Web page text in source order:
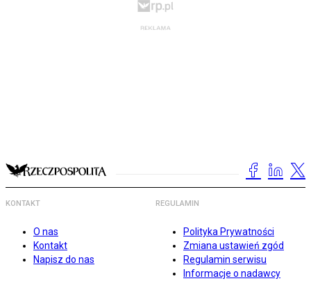
KONTAKT
O nas
Kontakt
Napisz do nas
REGULAMIN
Polityka Prywatności
Zmiana ustawień zgód
Regulamin serwisu
Informacje o nadawcy